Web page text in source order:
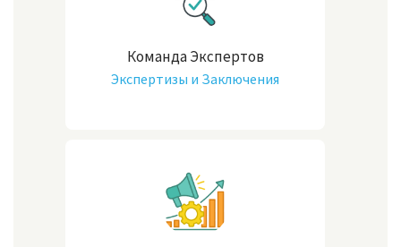
Команда Экспертов
Экспертизы и Заключения